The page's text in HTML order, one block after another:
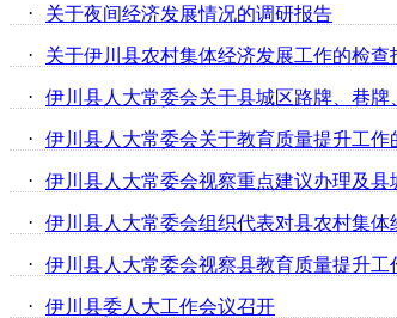
· 关于夜间经济发展情况的调研报告
· 关于伊川县农村集体经济发展工作的检查
· 伊川县人大常委会关于县城区路牌、巷
· 伊川县人大常委会关于教育质量提升工作
· 伊川县人大常委会视察重点建议办理及
· 伊川县人大常委会组织代表对县农村集体
· 伊川县人大常委会视察县教育质量提升工
· 伊川县委人大工作会议召开